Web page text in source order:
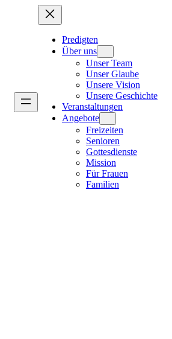
Predigten
Über uns
Unser Team
Unser Glaube
Unsere Vision
Unsere Geschichte
Veranstaltungen
Angebote
Freizeiten
Senioren
Gottesdienste
Mission
Für Frauen
Familien